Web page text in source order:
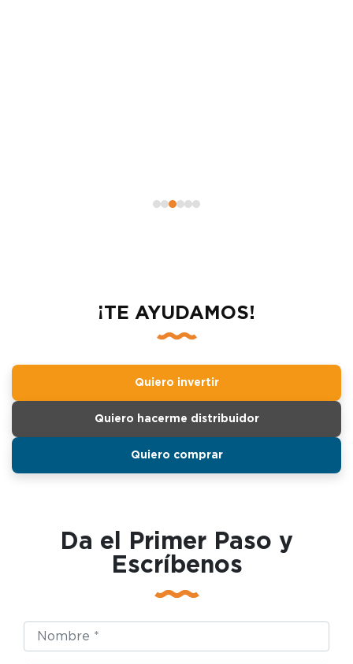
¡TE AYUDAMOS!
Quiero invertir
Quiero hacerme distribuidor
Quiero comprar
Da el Primer Paso y
Escríbenos